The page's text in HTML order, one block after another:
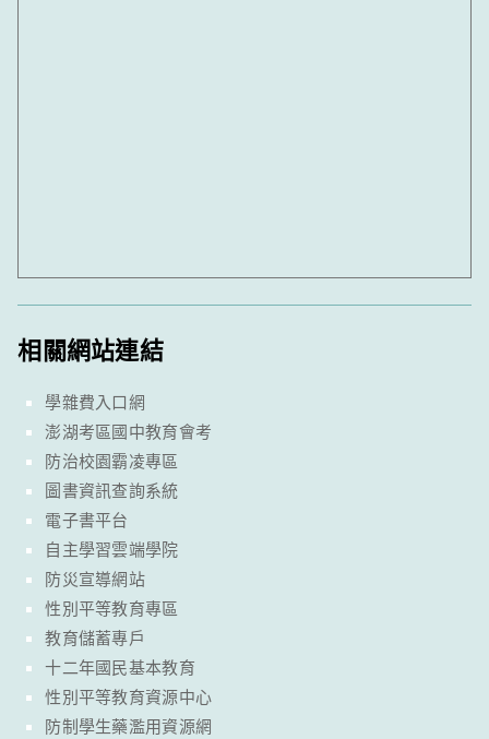
相關網站連結
學雜費入口網
澎湖考區國中教育會考
防治校園霸凌專區
圖書資訊查詢系統
電子書平台
自主學習雲端學院
防災宣導網站
性別平等教育專區
教育儲蓄專戶
十二年國民基本教育
性別平等教育資源中心
防制學生藥濫用資源網